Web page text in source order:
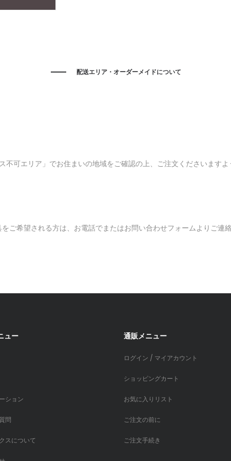
配送エリア・オーダーメイドについて
可エリア」でお住まいの地域をご確認の上、ご注文くださいます
ご希望される方は、お電話でまたはお問い合わせフォームよりご連
ュー
ション
問
スについて
通販メニュー
ログイン / マイアカウント
ショッピングカート
お気に入りリスト
ご注文の前に
ご注文手続き